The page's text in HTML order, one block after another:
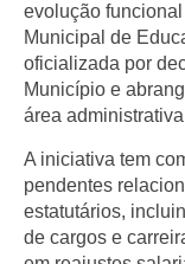
evolução
Municipal de
oficializada por
Município e
área
A iniciativa tem
pendentes
estatutários,
de cargos e